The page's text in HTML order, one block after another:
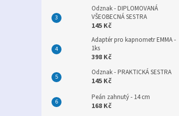
Odznak - DIPLOMOVANÁ
VŠEOBECNÁ SESTRA
145 Kč
Adaptér pro kapnometr EMMA -
1ks
398 Kč
Odznak - PRAKTICKÁ SESTRA
145 Kč
Peán zahnutý - 14 cm
168 Kč